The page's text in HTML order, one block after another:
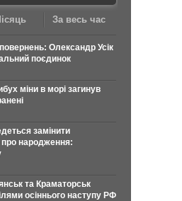
За весь час
Олександр Усік
поєдинок
міни в морі загинув
замінити
про народження:
та Краматорськ
осіннього наступу РФ